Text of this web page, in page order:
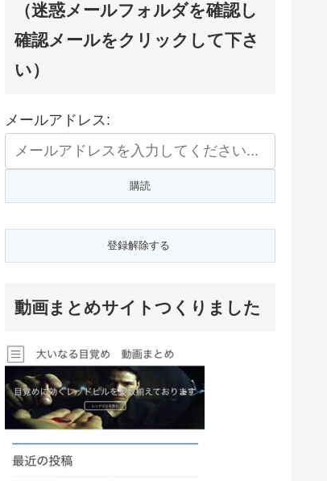
（迷惑メールフォルダを確認し
確認メールをクリックして下さ
い）
メールアドレス:
動画まとめサイトつくりました